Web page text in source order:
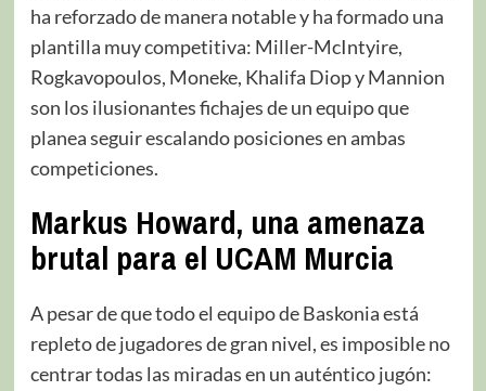
ha reforzado de manera notable y ha formado una
plantilla muy competitiva: Miller-McIntyire,
Rogkavopoulos, Moneke, Khalifa Diop y Mannion
son los ilusionantes fichajes de un equipo que
planea seguir escalando posiciones en ambas
competiciones.
Markus Howard, una amenaza
brutal para el UCAM Murcia
A pesar de que todo el equipo de Baskonia está
repleto de jugadores de gran nivel, es imposible no
centrar todas las miradas en un auténtico jugón: